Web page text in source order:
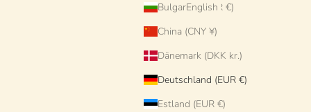
Bulgarien (EUR €)
China (CNY ¥)
Dänemark (DKK kr.)
Deutschland (EUR €)
Estland (EUR €)
English